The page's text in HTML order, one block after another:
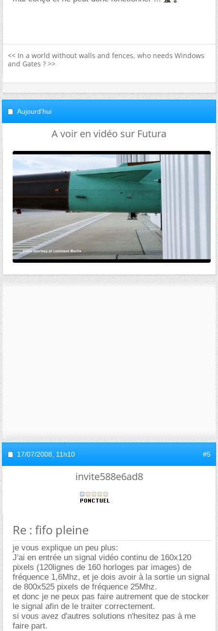
<< In a world without walls and fences, who needs Windows
and Gates ? >>
Aujourd'hui
A voir en vidéo sur Futura
17/07/2008, 11h10 #5
invite588e6ad8
Re : fifo pleine
je vous explique un peu plus:
J'ai en entrée un signal vidéo continu de 160x120
pixels (120lignes de 160 horloges par images) de
fréquence 1,6Mhz, et je dois avoir à la sortie un signal
de 800x525 pixels de fréquence 25Mhz.
et donc je ne peux pas faire autrement que de stocker
le signal afin de le traiter correctement.
si vous avez d'autres solutions n'hesitez pas à me
faire part.